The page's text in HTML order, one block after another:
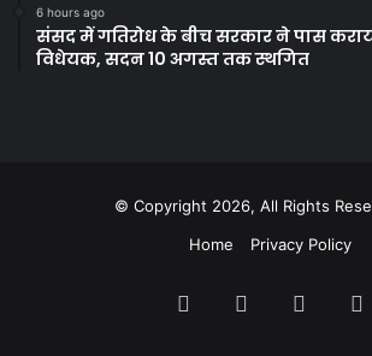
6 hours ago
संसद में गतिरोध के बीच सरकार ने पास
विधेयक, सदन 10 अगस्त तक स्थगित
© Copyright 2026, All Rights
Home
Privacy Policy
FacebookTwitter